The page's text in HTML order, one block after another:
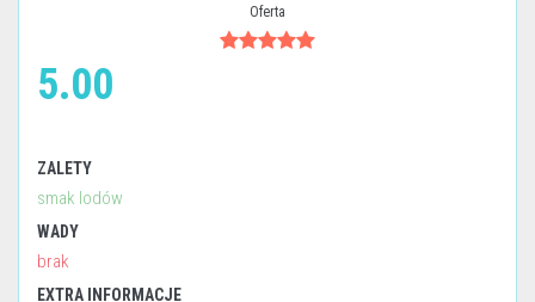
Oferta
5.00
ZALETY
smak lodów
WADY
brak
EXTRA INFORMACJE